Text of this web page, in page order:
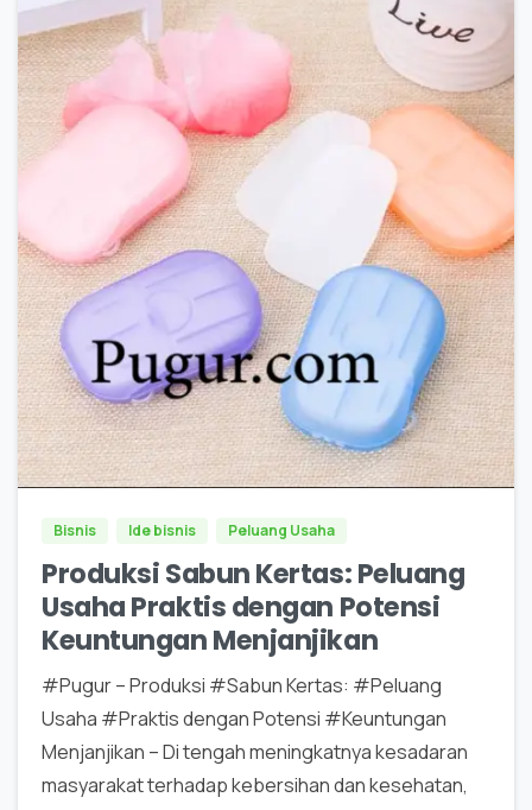
0 0
Bisnis Ide bisnis Peluang Usaha
Produksi Sabun Kertas: Peluang
Usaha Praktis dengan Potensi
Keuntungan Menjanjikan
#Pugur – Produksi #Sabun Kertas: #Peluang
Usaha #Praktis dengan Potensi #Keuntungan
Menjanjikan – Di tengah meningkatnya kesadaran
masyarakat terhadap kebersihan dan kesehatan,